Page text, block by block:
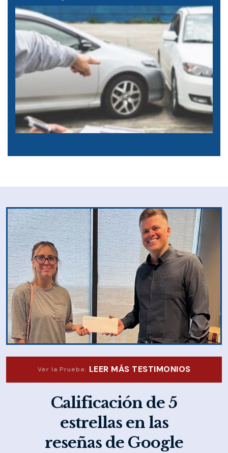
Ver la Prueba: LEER MÁS TESTIMONIOS
Calificación de 5
estrellas en las
reseñas de Google